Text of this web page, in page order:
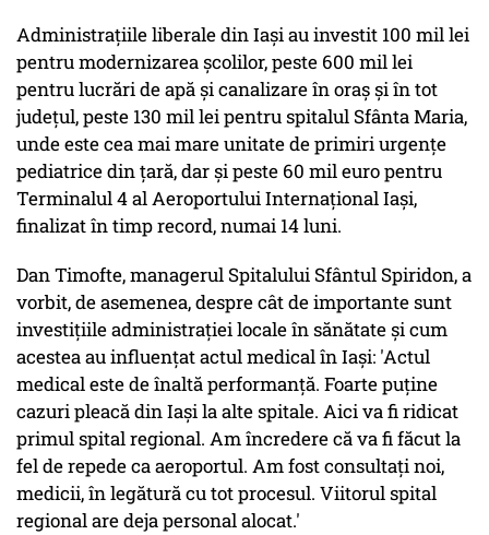
Administrațiile liberale din Iași au investit 100 mil lei
pentru modernizarea școlilor, peste 600 mil lei
pentru lucrări de apă și canalizare în oraș și în tot
județul, peste 130 mil lei pentru spitalul Sfânta Maria,
unde este cea mai mare unitate de primiri urgențe
pediatrice din țară, dar și peste 60 mil euro pentru
Terminalul 4 al Aeroportului Internațional Iași,
finalizat în timp record, numai 14 luni.
Dan Timofte, managerul Spitalului Sfântul Spiridon, a
vorbit, de asemenea, despre cât de importante sunt
investițiile administrației locale în sănătate și cum
acestea au influențat actul medical în Iași: 'Actul
medical este de înaltă performanță. Foarte puține
cazuri pleacă din Iași la alte spitale. Aici va fi ridicat
primul spital regional. Am încredere că va fi făcut la
fel de repede ca aeroportul. Am fost consultați noi,
medicii, în legătură cu tot procesul. Viitorul spital
regional are deja personal alocat.'